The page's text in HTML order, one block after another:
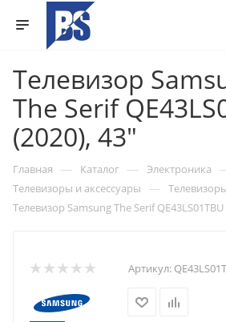
Телевизор
The Serif
(2020), 43"
Главная — Каталог — Электроника
Телевизоры и аксессуары —
Телевизор Samsung The Serif
Артикул: